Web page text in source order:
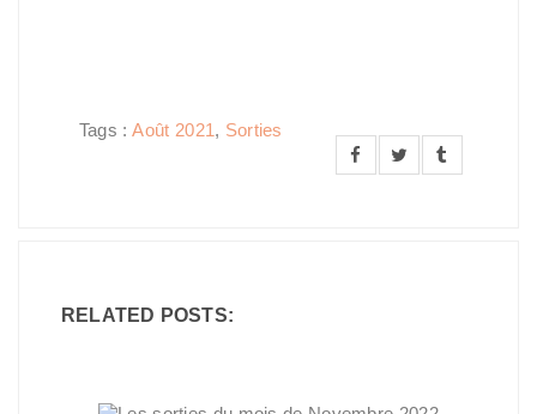
Tags :Août 2021, Sorties
RELATED POSTS: